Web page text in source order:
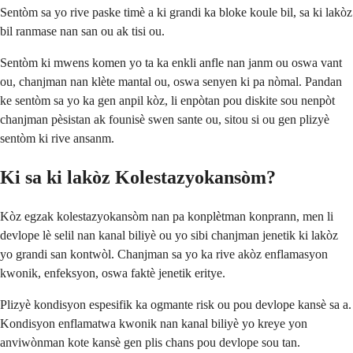
Sentòm sa yo rive paske timè a ki grandi ka bloke koule bil, sa ki lakòz
bil ranmase nan san ou ak tisi ou.
Sentòm ki mwens komen yo ta ka enkli anfle nan janm ou oswa vant
ou, chanjman nan klète mantal ou, oswa senyen ki pa nòmal. Pandan
ke sentòm sa yo ka gen anpil kòz, li enpòtan pou diskite sou nenpòt
chanjman pèsistan ak founisè swen sante ou, sitou si ou gen plizyè
sentòm ki rive ansanm.
Ki sa ki lakòz Kolestazyokansòm?
Kòz egzak kolestazyokansòm nan pa konplètman konprann, men li
devlope lè selil nan kanal biliyè ou yo sibi chanjman jenetik ki lakòz
yo grandi san kontwòl. Chanjman sa yo ka rive akòz enflamasyon
kwonik, enfeksyon, oswa faktè jenetik eritye.
Plizyè kondisyon espesifik ka ogmante risk ou pou devlope kansè sa a.
Kondisyon enflamatwa kwonik nan kanal biliyè yo kreye yon
anviwònman kote kansè gen plis chans pou devlope sou tan.